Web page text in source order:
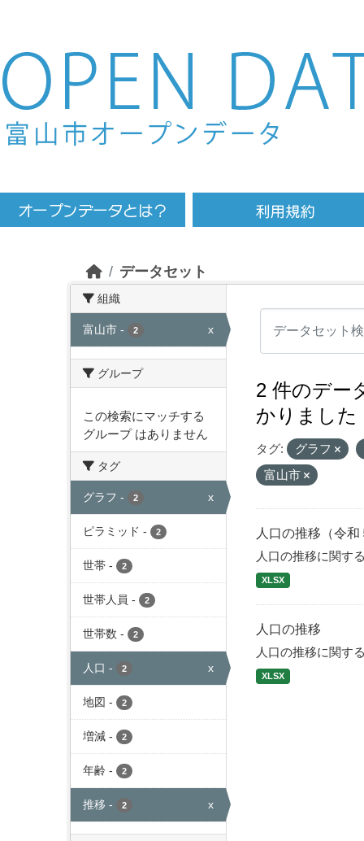
Skip to main content
データセット
組織
富山市 - 2 x
グループ
この検索にマッチする
グループ はありません
タグ
グラフ - 2 x
ピラミッド - 2
世帯 - 2
世帯人員 - 2
世帯数 - 2
人口 - 2 x
地図 - 2
増減 - 2
年齢 - 2
推移 - 2 x
2 件のデー
かりました
タグ: グラフ
富山市
人口の推移（令和
人口の推移に関す
XLSX
人口の推移
人口の推移に関す
XLSX